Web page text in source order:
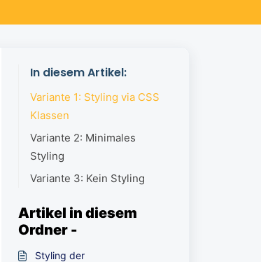
In diesem Artikel:
Variante 1: Styling via CSS
Klassen
Variante 2: Minimales
Styling
Variante 3: Kein Styling
Artikel in diesem
Ordner -
Styling der